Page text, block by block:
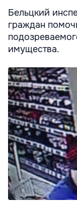
Бельцкий
граждан
имущества.